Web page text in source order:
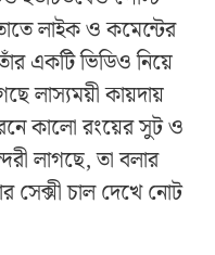
লাইক ও কমেন্টের
একটি ভিডিও নিয়ে
লাস্যময়ী কায়দায়
কালো রংয়ের সুট ও
লাগছে, তা বলার
সেক্সী চাল দেখে নোট